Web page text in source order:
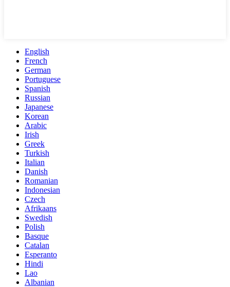
English
French
German
Portuguese
Spanish
Russian
Japanese
Korean
Arabic
Irish
Greek
Turkish
Italian
Danish
Romanian
Indonesian
Czech
Afrikaans
Swedish
Polish
Basque
Catalan
Esperanto
Hindi
Lao
Albanian